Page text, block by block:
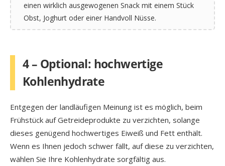
einen wirklich ausgewogenen Snack mit einem Stück
Obst, Joghurt oder einer Handvoll Nüsse.
4 – Optional: hochwertige
Kohlenhydrate
Entgegen der landläufigen Meinung ist es möglich, beim
Frühstück auf Getreideprodukte zu verzichten, solange
dieses genügend hochwertiges Eiweiß und Fett enthält.
Wenn es Ihnen jedoch schwer fällt, auf diese zu verzichten,
wählen Sie Ihre Kohlenhydrate sorgfältig aus.